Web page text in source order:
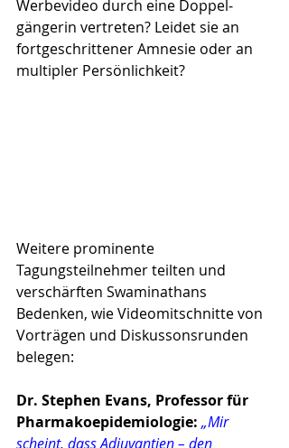
Werbevideo durch eine Doppel­
gängerin vertreten? Leidet sie an
fortgeschrittener Amnesie oder an
multipler Persönlichkeit?
Weitere prominente
Tagungsteilnehmer teilten und
verschärften Swaminathans
Bedenken, wie Videomit­schnitte von
Vorträgen und Diskussonsrunden
belegen:
Dr. Stephen Evans, Professor für
Pharmakoepidemiologie: „Mir
scheint, dass Adjuvantien – den